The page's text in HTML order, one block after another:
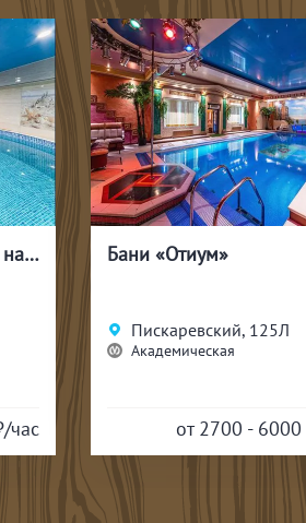
Сауна «Песчаный грот» на Пискарёвском
час
Бани «Отиум»
Пискаревский, 125Л
Академическая
от 2700 - 6000